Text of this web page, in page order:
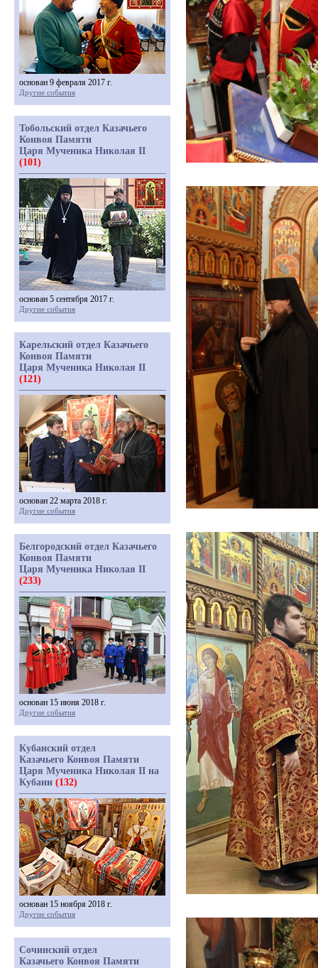
основан 9 февраля 2017 г.
Другие события
Тобольский отдел Казачьего
Конвоя Памяти
Царя Мученика Николая II
(101)
основан 5 сентября 2017 г.
Другие события
Карельский отдел Казачьего
Конвоя Памяти
Царя Мученика Николая II
(121)
основан 22 марта 2018 г.
Другие события
Белгородский отдел Казачьего
Конвоя Памяти
Царя Мученика Николая II
(233)
основан 15 июня 2018 г.
Другие события
Кубанский отдел
Казачьего Конвоя Памяти
Царя Мученика Николая II на
Кубани (132)
основан 15 ноября 2018 г.
Другие события
Сочинский отдел
Казачьего Конвоя Памяти